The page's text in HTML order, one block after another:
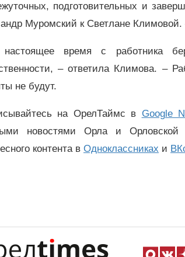
подготовительных и
Муромский к Светлане Климовой.
время с работника
– ответила Климова. –
не будут.
на ОрелТаймс в Google
новостями Орла и
контента в Одноклассниках и